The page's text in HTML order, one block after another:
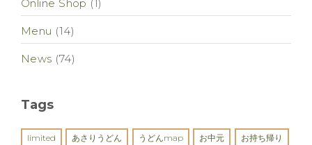
Online Shop (1)
Menu (14)
News (74)
Tags
limited あさりうどん うどんmap お中元 お持ち帰り